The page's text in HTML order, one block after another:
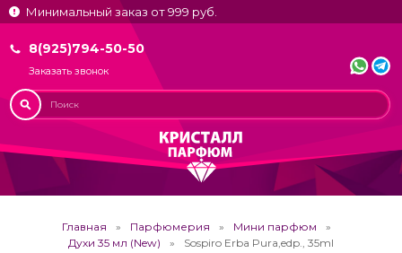
Минимальный заказ от 999 руб.
8(925)794-50-50
Заказать звонок
Главная Парфюмерия
Мини парфюм
Духи 35 мл (New)
Sospiro Erba Pura,edp., 35ml